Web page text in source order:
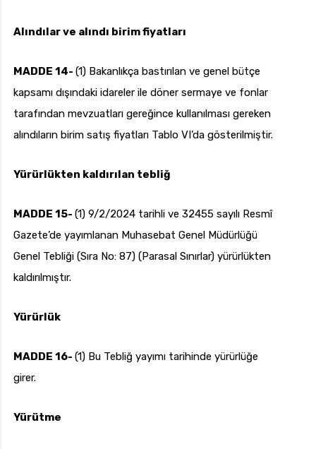
Alındılar ve alındı birim fiyatları
MADDE 14- (1) Bakanlıkça bastırılan ve genel bütçe
kapsamı dışındaki idareler ile döner sermaye ve fonlar
tarafından mevzuatları gereğince kullanılması gereken
alındıların birim satış fiyatları Tablo VI’da gösterilmiştir.
Yürürlükten kaldırılan tebliğ
MADDE 15- (1) 9/2/2024 tarihli ve 32455 sayılı Resmî
Gazete’de yayımlanan Muhasebat Genel Müdürlüğü
Genel Tebliği (Sıra No: 87) (Parasal Sınırlar) yürürlükten
kaldırılmıştır.
Yürürlük
MADDE 16- (1) Bu Tebliğ yayımı tarihinde yürürlüğe
girer.
Yürütme